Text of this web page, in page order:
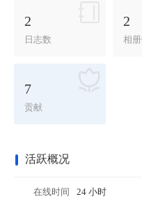
2
日志数
2
相
7
贡献
活跃概况
在线时间
24 小时